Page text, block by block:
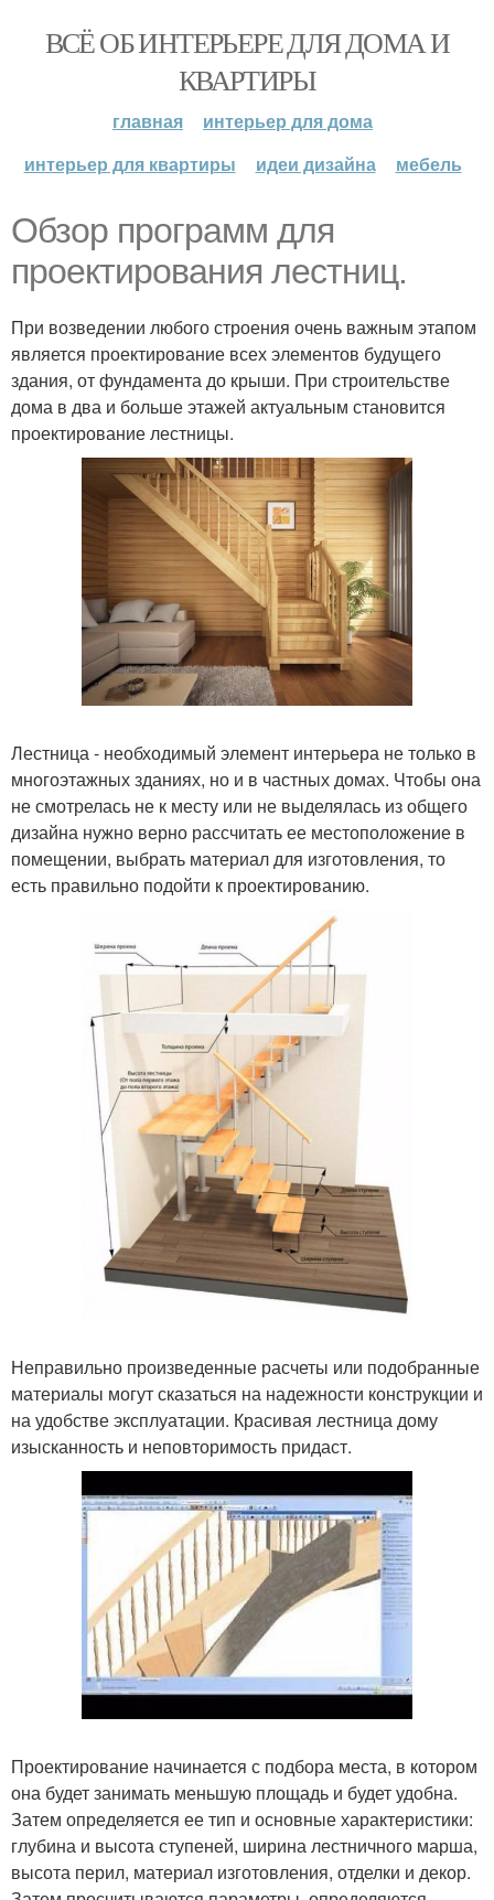
ВСЁ ОБ ИНТЕРЬЕРЕ ДЛЯ ДОМА И
КВАРТИРЫ
главная
интерьер для дома
интерьер для квартиры
идеи дизайна мебель
Обзор программ для
проектирования лестниц.
При возведении любого строения очень важным этапом
является проектирование всех элементов будущего
здания, от фундамента до крыши. При строительстве
дома в два и больше этажей актуальным становится
проектирование лестницы.
Лестница - необходимый элемент интерьера не только в
многоэтажных зданиях, но и в частных домах. Чтобы она
не смотрелась не к месту или не выделялась из общего
дизайна нужно верно рассчитать ее местоположение в
помещении, выбрать материал для изготовления, то
есть правильно подойти к проектированию.
Неправильно произведенные расчеты или подобранные
материалы могут сказаться на надежности конструкции и
на удобстве эксплуатации. Красивая лестница дому
изысканность и неповторимость придаст.
Проектирование начинается с подбора места, в котором
она будет занимать меньшую площадь и будет удобна.
Затем определяется ее тип и основные характеристики:
глубина и высота ступеней, ширина лестничного марша,
высота перил, материал изготовления, отделки и декор.